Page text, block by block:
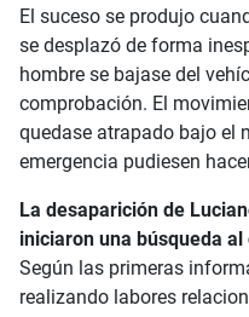
El suceso se produjo
se desplazó de forma
hombre se bajase del
comprobación. El
quedase atrapado bajo el
emergencia pudiesen
La desaparición de
iniciaron una búsqueda
Según las primeras
realizando labores